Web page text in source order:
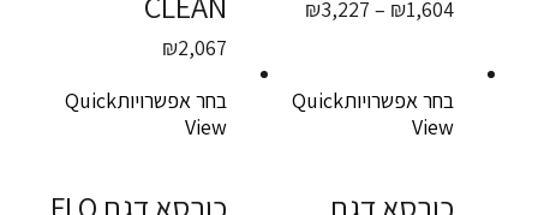
₪1,604
–
₪3,227
עד
₪2,067
בחר אפשרויותQuick
View
כורסא דגם
בחר אפשרויותQuick
View
כורסא דגם FLO